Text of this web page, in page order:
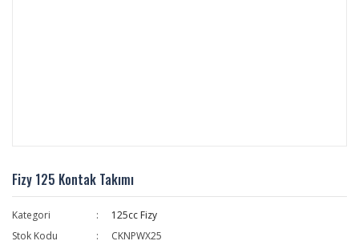
Fizy 125 Kontak Takımı
Kategori
125cc Fizy
Stok Kodu
CKNPWX25